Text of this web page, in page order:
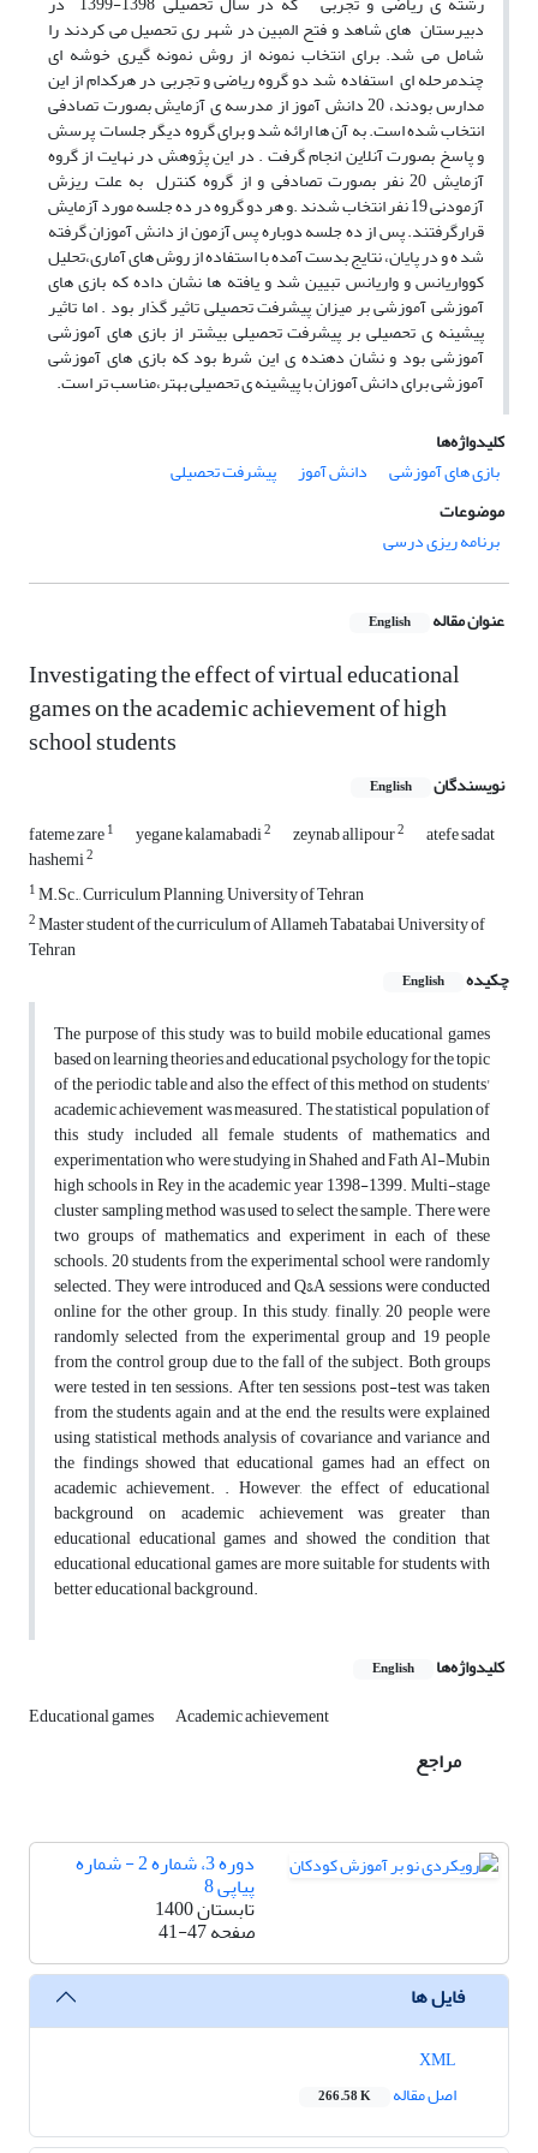
دبیرستان های شاهد و فتح المبین در شهر ری تحصیل می کردند را
شامل می شد. برای انتخاب نمونه از روش نمونه گیری خوشه ای
چندمرحله ای استفاده شد دو گروه ریاضی و تجربی در هرکدام از این
مدارس بودند، 20 دانش آموز از مدرسه ی آزمایش بصورت تصادفی
انتخاب شده است. به آن ها ارائه شد و برای گروه دیگر جلسات پرسش
و پاسخ بصورت آنلاین انجام گرفت . در این پژوهش در نهایت از گروه
آزمایش 20 نفر بصورت تصادفی و از گروه کنترل به علت ریزش
آزمودنی 19 نفر انتخاب شدند .و هر دو گروه در ده جلسه مورد آزمایش
قرارگرفتند. پس از ده جلسه دوباره پس آزمون از دانش آموزان گرفته
شد ه و در پایان، نتایج بدست آمده با استفاده از روش های آماری،تحلیل
کوواریانس و واریانس تبیین شد و یافته ها نشان داده که بازی های
آموزشی آموزشی بر میزان پیشرفت تحصیلی تاثیر گذار بود . اما تاثیر
پیشینه ی تحصیلی بر پیشرفت تحصیلی بیشتر از بازی های آموزشی
آموزشی بود و نشان دهنده ی این شرط بود که بازی های آموزشی
آموزشی برای دانش آموزان با پیشینه ی تحصیلی بهتر،مناسب تر است.
کلیدواژه‌ها
بازی های آموزشی
دانش آموز
پیشرفت تحصیلی
موضوعات
برنامه ریزی درسی
عنوان مقاله English
Investigating the effect of virtual educational
games on the academic achievement of high
school students
نویسندگان English
fateme zare1 yegane kalamabadi2 zeynab allipour2 atefe sadat
hashemi2
1M.Sc., Curriculum Planning, University of Tehran
2Master student of the curriculum of Allameh Tabatabai University of
Tehran
چکیده
English
The purpose of this study was to build mobile educational games
based on learning theories and educational psychology for the topic
of the periodic table and also the effect of this method on students'
academic achievement was measured. The statistical population of
this study included all female students of mathematics and
experimentation who were studying in Shahed and Fath Al-Mubin
high schools in Rey in the academic year 1398-1399. Multi-stage
cluster sampling method was used to select the sample. There were
two groups of mathematics and experiment in each of these
schools. 20 students from the experimental school were randomly
selected. They were introduced and Q&A sessions were conducted
online for the other group. In this study, finally, 20 people were
randomly selected from the experimental group and 19 people
from the control group due to the fall of the subject. Both groups
were tested in ten sessions. After ten sessions, post-test was taken
from the students again and at the end, the results were explained
using statistical methods, analysis of covariance and variance and
the findings showed that educational games had an effect on
academic achievement. . However, the effect of educational
background on academic achievement was greater than
educational educational games and showed the condition that
educational educational games are more suitable for students with
better educational background.
کلیدواژه‌ها English
Educational games Academic achievement
مراجع
دوره 3، شماره 2 - شماره
پیاپی 8
تابستان 1400
صفحه41-47
فایل ها
اصل مقاله
266.58 K